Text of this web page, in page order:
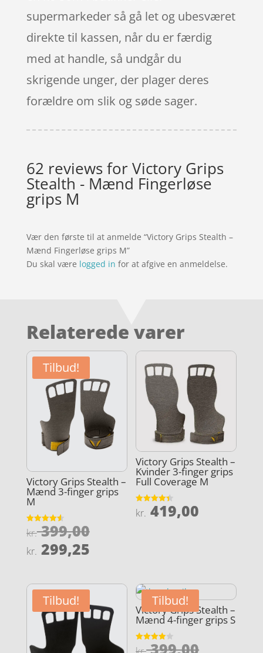
supermarkeder så gå let og ubesværet
direkte til kassen, når du er færdig
med at handle, så undgår du
skrigende unger, der plager deres
forældre om slik og søde sager.
62 reviews forVictory Grips
Stealth - Mænd Fingerløse
grips M
Vær den første til at anmelde “Victory Grips Stealth –
Mænd Fingerløse grips M”
Du skal være logged in for at afgive en anmeldelse.
Relaterede varer
Tilbud!
Victory Grips Stealth –
Mænd 3-finger grips
M
Vurderet
4.6
kr.399,00Den
oprindelige
kr. 399,00.
kr. 299,25Den
pris
er:
kr. 299,25.
Victory Grips Stealth –
Kvinder 3-finger grips
Full Coverage M
Vurderet
4.4
kr. 419,00
Tilbud! Tilbud!
Victory Grips Stealth –
Mænd 4-finger grips S
Vurderet
Den